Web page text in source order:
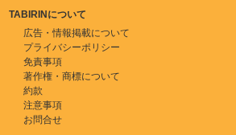
TABIRINについて
広告・情報掲載について
プライバシーポリシー
免責事項
著作権・商標について
約款
注意事項
お問合せ